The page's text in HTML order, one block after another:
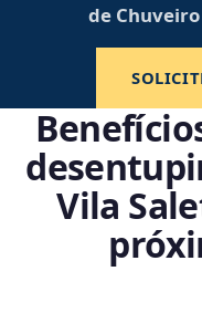
de Chuveiro
Vila